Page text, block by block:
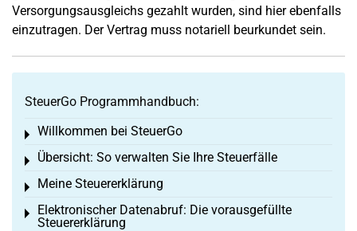
Versorgungsausgleichs gezahlt wurden, sind hier ebenfalls
einzutragen. Der Vertrag muss notariell beurkundet sein.
SteuerGo Programmhandbuch:
Willkommen bei SteuerGo
Toggle menu
Übersicht: So verwalten Sie Ihre Steuerfälle
Toggle menu
Meine Steuererklärung
Toggle menu
Elektronischer Datenabruf: Die vorausgefüllte
Steuererklärung
Toggle menu